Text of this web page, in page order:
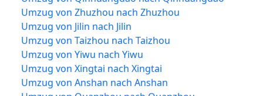
Umzug von Zhuzhou nach Zhuzhou
Umzug von Jilin nach Jilin
Umzug von Taizhou nach Taizhou
Umzug von Yiwu nach Yiwu
Umzug von Xingtai nach Xingtai
Umzug von Anshan nach Anshan